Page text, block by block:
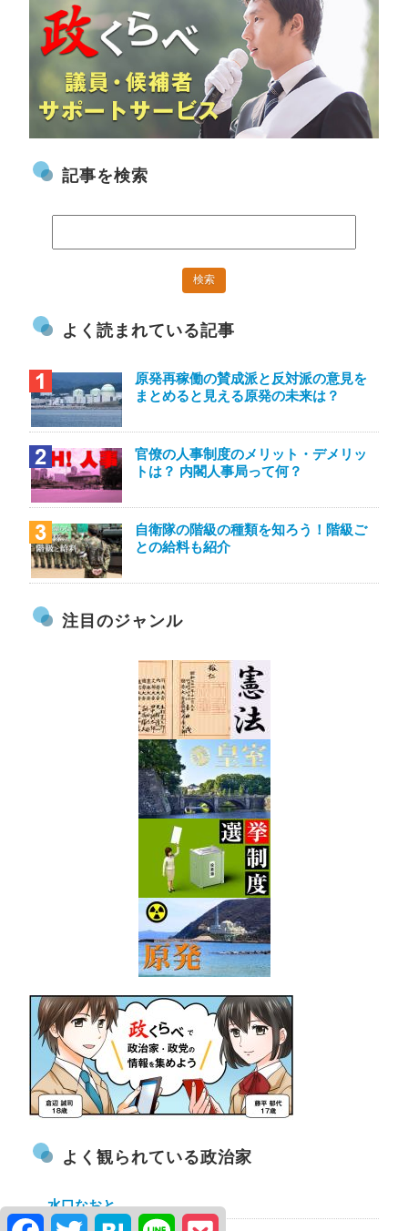
記事を検索
よく読まれている記事
原発再稼働の賛成派と反対派の意見を
まとめると見える原発の未来は？
官僚の人事制度のメリット・デメリッ
トは？ 内閣人事局って何？
自衛隊の階級の種類を知ろう！階級ご
との給料も紹介
注目のジャンル
よく観られている政治家
水口なおと
FacebookTwitter Hatena Line Pocket